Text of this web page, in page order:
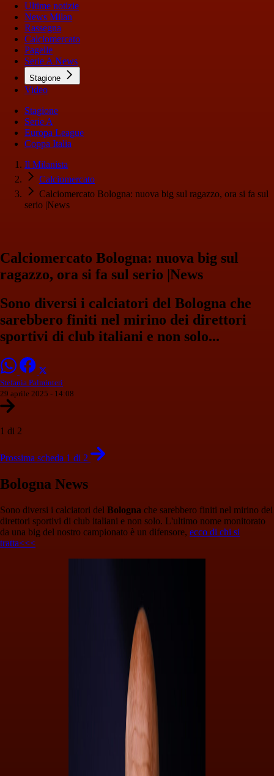
Ultime notizie
News Milan
Rassegna
Calciomercato
Pagelle
Serie A News
Stagione
Video
Stagione
Serie A
Europa League
Coppa Italia
Il Milanista
Calciomercato
Calciomercato Bologna: nuova big sul ragazzo, ora si fa sul
serio |News
Calciomercato Bologna: nuova big sul
ragazzo, ora si fa sul serio |News
Sono diversi i calciatori del Bologna che
sarebbero finiti nel mirino dei direttori
sportivi di club italiani e non solo...
Stefania Palminteri
29 aprile 2025 - 14:08
1 di 2
Prossima scheda 1 di 2
Bologna News
Sono diversi i calciatori del Bologna che sarebbero finiti nel mirino dei
direttori sportivi di club italiani e non solo. L'ultimo nome monitorato
da una big del nostro campionato è un difensore, ecco di chi si
tratta<<<